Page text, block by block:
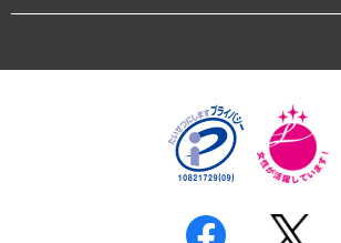
個人情報保護方針
反社会的勢力に対する基本方針